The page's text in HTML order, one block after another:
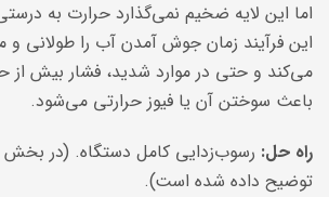
اما این لایه ضخیم نمی‌گذارد حرارت به
این فرآیند زمان جوش آمدن آب را طولانی و
می‌کند و حتی در موارد شدید، فشار بیش از
باعث سوختن آن یا فیوز حرارتی می‌شود.
راه حل: رسوب‌زدایی کامل دستگاه. (در بخش
توضیح داده شده است).